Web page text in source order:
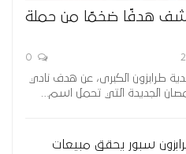
هدفًا ضخمًا من حملة
طرابزون الكبرى، عن هدف نادي
الجديدة التي تحمل اسم…
سبور يحقق مبيعات